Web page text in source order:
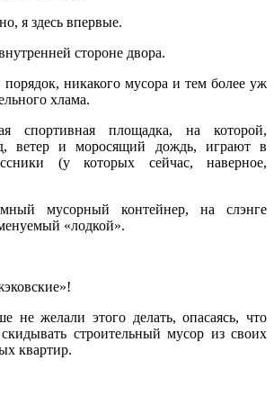
я здесь впервые.
стороне двора.
никакого мусора и тем более уж
хлама.
спортивная площадка, на которой,
ветер и моросящий дождь, играют в
(у которых сейчас, наверное,
мусорный контейнер, на слэнге
«лодкой».
не желали этого делать, опасаясь, что
строительный мусор из своих
квартир.